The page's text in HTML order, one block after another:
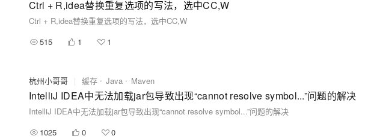
Ctrl + R,idea替换重复选项的写法，选中CC,W
Ctrl + R,idea替换重复选项的写法，选中CC,W
515
1 1
杭州小哥哥 | 缓存 Java Maven
IntelliJ IDEA中无法加载jar包导致出现“cannot resolve symbol...”问题的解决
IntelliJ IDEA中无法加载jar包导致出现“cannot resolve symbol...”问题的解决
1025
0 0